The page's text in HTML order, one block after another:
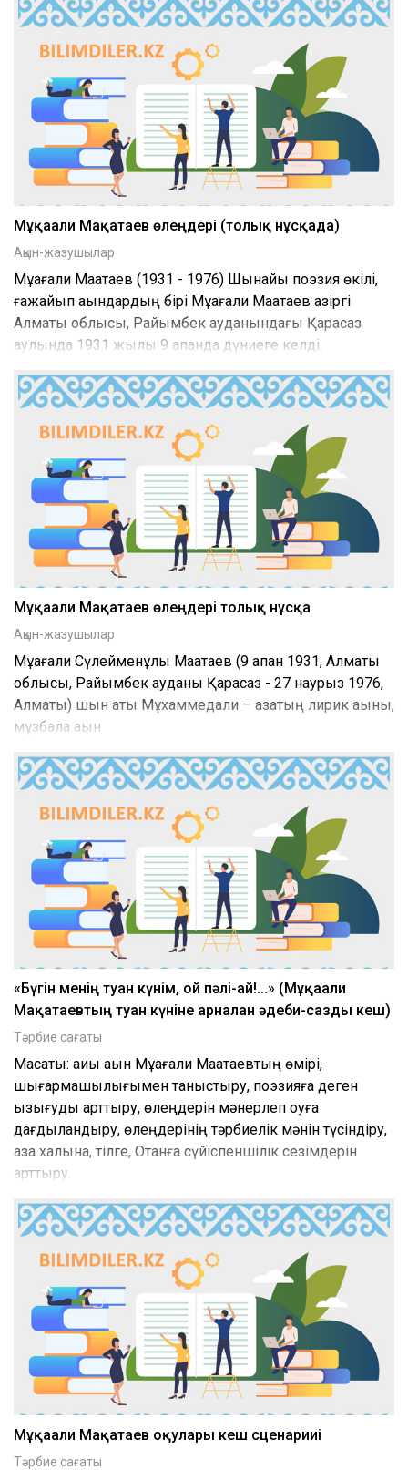
Мұқағали Мақатаев өлеңдері (толық нұсқада)
Ақын-жазушылар
Мұқағали Мақатаев (1931 - 1976) Шынайы поэзия өкілі,
ғажайып ақындардың бірі Мұқағали Мақатаев қазіргі
Алматы облысы, Райымбек ауданындағы Қарасаз
аулында 1931 жылы 9 ақпанда дүниеге келді.
Мұқағали Мақатаев өлеңдері толық нұсқа
Ақын-жазушылар
Мұқағали Сүлейменұлы Мақатаев (9 ақпан 1931, Алматы
облысы, Райымбек ауданы Қарасаз - 27 наурыз 1976,
Алматы) шын аты Мұхаммедқали – қазақтың лирик ақыны,
мұзбалақ ақын
«Бүгін менің туған күнім, ой пәлі-ай!...» (Мұқағали
Мақатаевтың туған күніне арналған әдеби-сазды кеш)
Тәрбие сағаты
Мақсаты: ақиық ақын Мұқағали Мақатаевтың өмірі,
шығармашылығымен таныстыру, поэзияға деген
қызығуды арттыру, өлеңдерін мәнерлеп оқуға
дағдыландыру, өлеңдерінің тәрбиелік мәнін түсіндіру,
қазақ халқына, тілге, Отанға сүйіспеншілік сезімдерін
арттыру.
Мұқағали Мақатаев оқулары кеш сценарииі
Тәрбие сағаты